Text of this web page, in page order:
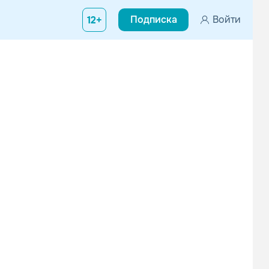
12+ Подписка Войти
работал с Marilyn Manson, Nine Inch Nails, God Lives